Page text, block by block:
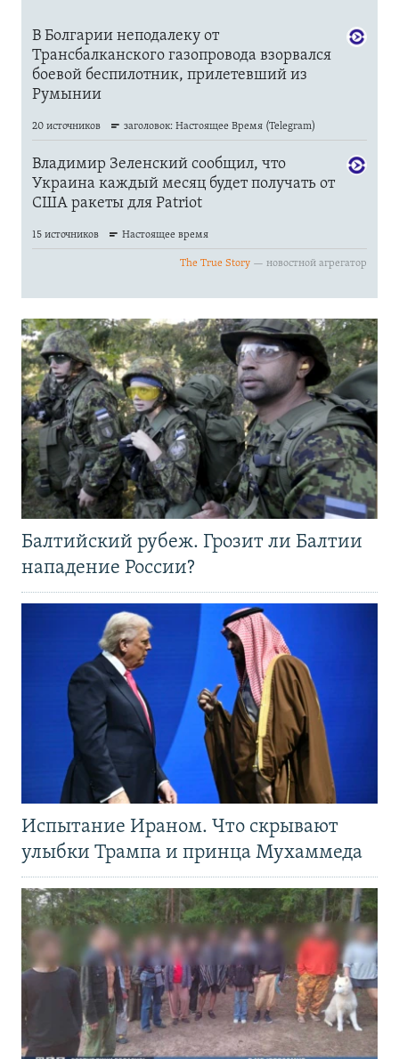
Балтийский рубеж. Грозит ли Балтии
нападение России?
Испытание Ираном. Что скрывают
улыбки Трампа и принца Мухаммеда